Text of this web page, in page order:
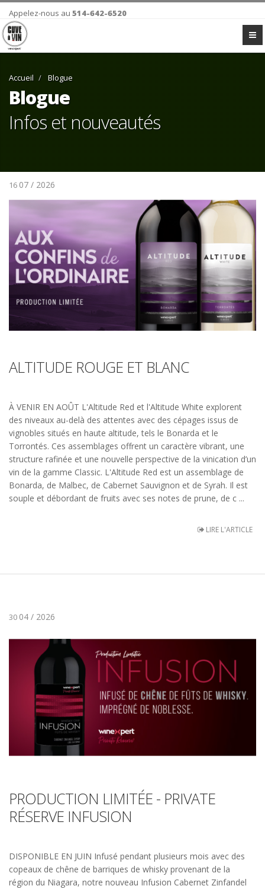
Appelez-nous au 514-642-6520
Accueil Blogue
Blogue
Infos et nouveautés
16 07 / 2026
ALTITUDE ROUGE ET BLANC
À VENIR EN AOÛT L'Altitude Red et l'Altitude White explorent
des niveaux au-delà des attentes avec des cépages issus de
vignobles situés en haute altitude, tels le Bonarda et le
Torrontés. Ces assemblages offrent un caractère vibrant, une
structure rafinée et une nouvelle perspective de la vinication d’un
vin de la gamme Classic. L'Altitude Red est un assemblage de
Bonarda, de Malbec, de Cabernet Sauvignon et de Syrah. Il est
souple et débordant de fruits avec ses notes de prune, de c ...
LIRE L'ARTICLE
30 04 / 2026
PRODUCTION LIMITÉE - PRIVATE
RÉSERVE INFUSION
DISPONIBLE EN JUIN Infusé pendant plusieurs mois avec des
copeaux de chêne de barriques de whisky provenant de la
région du Niagara, notre nouveau Infusion Cabernet Zinfandel